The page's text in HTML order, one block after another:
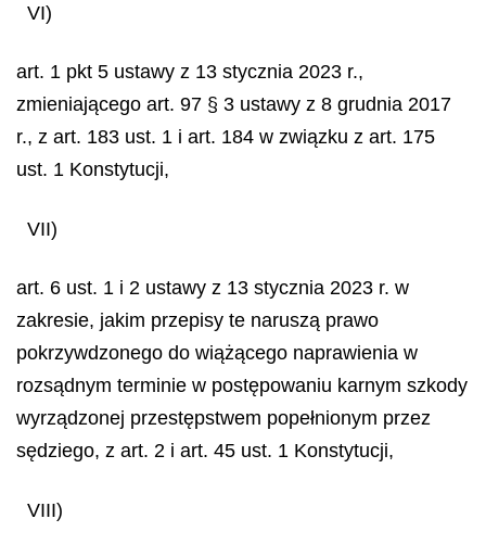
VI)
art. 1 pkt 5 ustawy z 13 stycznia 2023 r.,
zmieniającego art. 97 § 3 ustawy z 8 grudnia 2017
r., z art. 183 ust. 1 i art. 184 w związku z art. 175
ust. 1 Konstytucji,
VII)
art. 6 ust. 1 i 2 ustawy z 13 stycznia 2023 r. w
zakresie, jakim przepisy te naruszą prawo
pokrzywdzonego do wiążącego naprawienia w
rozsądnym terminie w postępowaniu karnym szkody
wyrządzonej przestępstwem popełnionym przez
sędziego, z art. 2 i art. 45 ust. 1 Konstytucji,
VIII)